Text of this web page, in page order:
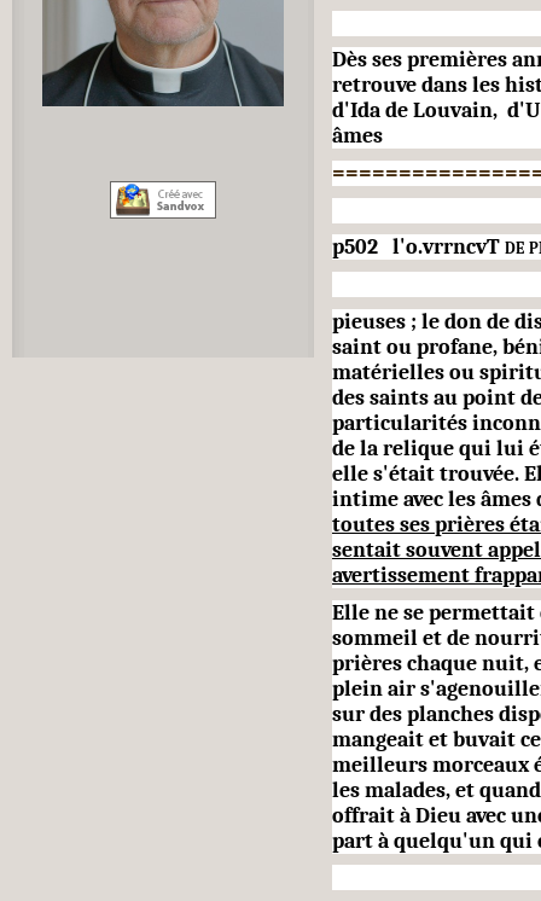
Dès ses premières
retrouve dans les
d'Ida de Louvain,
âmes
p502 l'o.vrrncvTde
pieuses ; le don de
saint ou profane,
matérielles ou
des saints au point
particularités
de la relique qui lui
elle s'était trouvée.
intime avec les
toutes ses prières
sentait souvent
avertissement
Elle ne se
sommeil et de
prières chaque nuit,
plein air
sur des plan­ches
mangeait et buvait
meilleurs morceaux
les malades, et
offrait à Dieu avec
part à quelqu'un qui